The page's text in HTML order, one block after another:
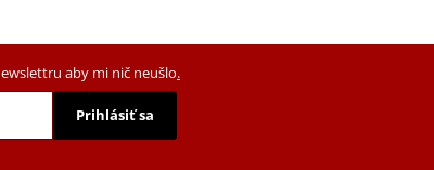
aby mi nič neušlo.
Prihlásiť sa